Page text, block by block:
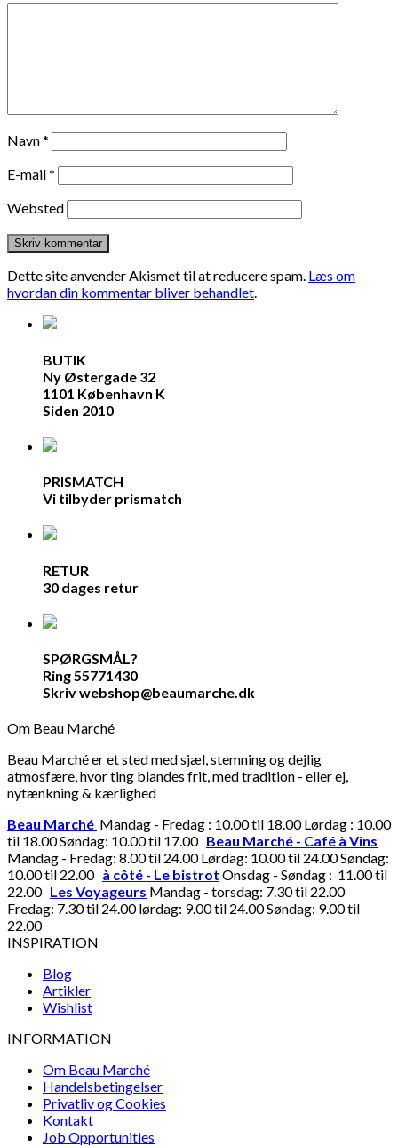
Navn*
E-mail*
Websted
Dette site anvender Akismet til at reducere spam. Læs om
hvordan din kommentar bliver behandlet.
BUTIK
Ny Østergade 32
1101 København K
Siden 2010
PRISMATCH
Vi tilbyder prismatch
RETUR
30 dages retur
SPØRGSMÅL?
Ring 55771430
Skriv webshop@beaumarche.dk
Om Beau Marché
Beau Marché er et sted med sjæl, stemning og dejlig
atmosfære, hvor ting blandes frit, med tradition - eller ej,
nytænkning & kærlighed
Beau Marché Mandag - Fredag : 10.00 til 18.00 Lørdag : 10.00
til 18.00 Søndag: 10.00 til 17.00 Beau Marché - Café à Vins
Mandag - Fredag: 8.00 til 24.00 Lørdag: 10.00 til 24.00 Søndag:
10.00 til 22.00 à côté - Le bistrot Onsdag - Søndag : 11.00 til
22.00 Les Voyageurs Mandag - torsdag: 7.30 til 22.00
Fredag: 7.30 til 24.00 lørdag: 9.00 til 24.00 Søndag: 9.00 til
22.00
INSPIRATION
Blog
Artikler
Wishlist
INFORMATION
Om Beau Marché
Handelsbetingelser
Privatliv og Cookies
Kontakt
Job Opportunities